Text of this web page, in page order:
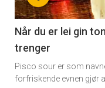
Når du er lei gin
trenger
Pisco sour er som
forfriskende evnen gjør